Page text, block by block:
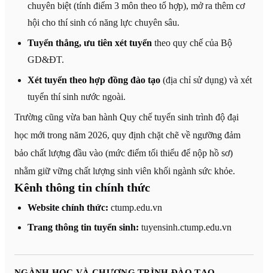
chuyên biệt (tính điểm 3 môn theo tổ hợp), mở ra thêm cơ
hội cho thí sinh có năng lực chuyên sâu.
Tuyển thẳng, ưu tiên xét tuyển theo quy chế của Bộ
GD&ĐT.
Xét tuyển theo hợp đồng đào tạo(địa chỉ sử dụng) và xét
tuyển thí sinh nước ngoài.
Trường cũng vừa ban hành Quy chế tuyển sinh trình độ đại
học mới trong năm 2026, quy định chặt chẽ về ngưỡng đảm
bảo chất lượng đầu vào (mức điểm tối thiểu để nộp hồ sơ)
nhằm giữ vững chất lượng sinh viên khối ngành sức khỏe.
Kênh thông tin chính thức
Website chính thức: ctump.edu.vn
Trang thông tin tuyển sinh: tuyensinh.ctump.edu.vn